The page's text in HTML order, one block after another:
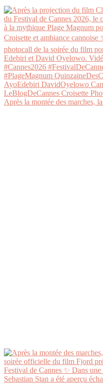
Après la montée des marches,